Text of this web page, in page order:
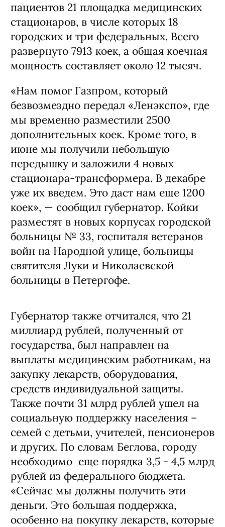
пациентов 21 площадка медицинских
стационаров, в числе которых 18
городских и три федеральных. Всего
развернуто 7913 коек, а общая коечная
мощность составляет около 12 тысяч.
«Нам помог Газпром, который
безвозмездно передал «Ленэкспо», где
мы временно разместили 2500
дополнительных коек. Кроме того, в
июне мы получили небольшую
передышку и заложили 4 новых
стационара-трансформера. В декабре
уже их введем. Это даст нам еще 1200
коек», — сообщил губернатор. Койки
разместят в новых корпусах городской
больницы № 33, госпиталя ветеранов
войн на Народной улице, больницы
святителя Луки и Николаевской
больницы в Петергофе.
Губернатор также отчитался, что 21
миллиард рублей, полученный от
государства, был направлен на
выплаты медицинским работникам, на
закупку лекарств, оборудования,
средств индивидуальной защиты.
Также почти 31 млрд рублей ушел на
социальную поддержку населения –
семей с детьми, учителей, пенсионеров
и других. По словам Беглова, городу
необходимо еще порядка 3,5 - 4,5 млрд
рублей из федерального бюджета.
«Сейчас мы должны получить эти
деньги. Это большая поддержка,
особенно на покупку лекарств, которые